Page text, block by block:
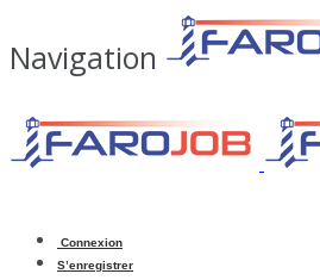
Navigation
Connexion
S’enregistrer